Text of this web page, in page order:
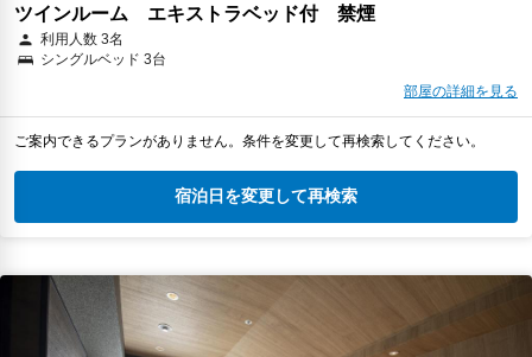
ツインルーム エキストラベッド付 禁煙
利用人数 3名
シングルベッド 3台
部屋の詳細を見る
ご案内できるプランがありません。条件を変更して再検索してください。
宿泊日を変更して再検索